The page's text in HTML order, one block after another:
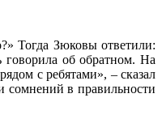
Тогда Зюковы ответили:
говорила об обратном. На
с ребятами», – сказал
в правильности